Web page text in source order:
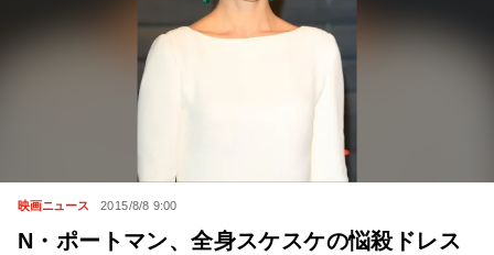
映画ニュース 2015/8/8 9:00
N・ポートマン、全身スケスケの悩殺ドレス